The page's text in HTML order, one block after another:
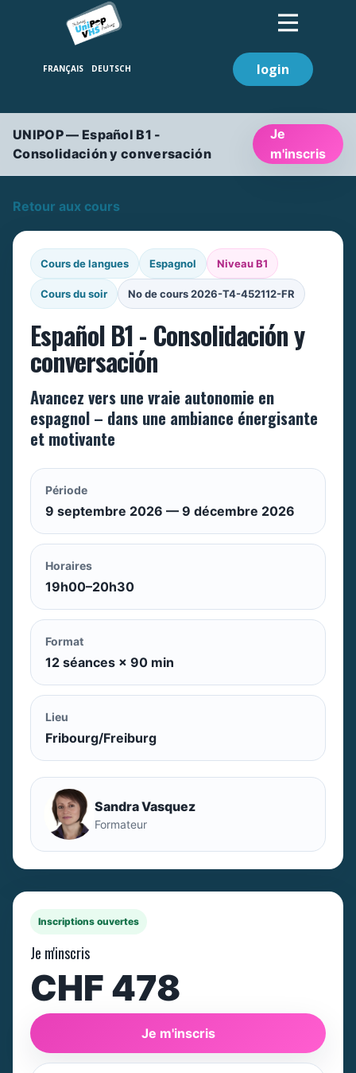
login
UNIPOP — Español B1 -
Consolidación y conversación
Je
m'inscris
Retour aux cours
Cours de langues Espagnol Niveau B1
Cours du soir No de cours 2026-T4-452112-FR
Español B1 - Consolidación y
conversación
Avancez vers une vraie autonomie en
espagnol – dans une ambiance énergisante
et motivante
Période
9 septembre 2026 — 9 décembre 2026
Horaires
19h00–20h30
Format
12 séances × 90 min
Lieu
Fribourg/Freiburg
Sandra Vasquez
Formateur
Inscriptions ouvertes
Je m'inscris
CHF 478
Je m'inscris